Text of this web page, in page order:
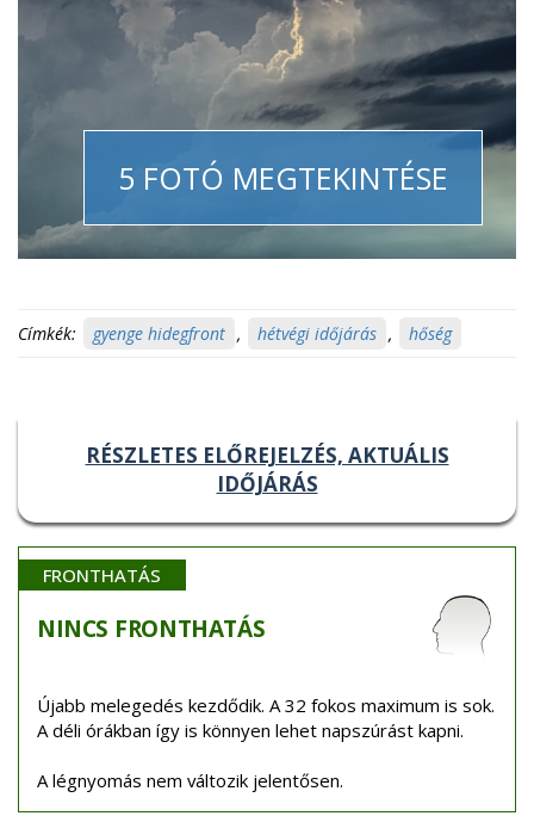
5 FOTÓ MEGTEKINTÉSE
Címkék: gyenge hidegfront , hétvégi időjárás , hőség
RÉSZLETES ELŐREJELZÉS, AKTUÁLIS
IDŐJÁRÁS
FRONTHATÁS
NINCS FRONTHATÁS
Újabb melegedés kezdődik. A 32 fokos maximum is sok.
A déli órákban így is könnyen lehet napszúrást kapni.
A légnyomás nem változik jelentősen.